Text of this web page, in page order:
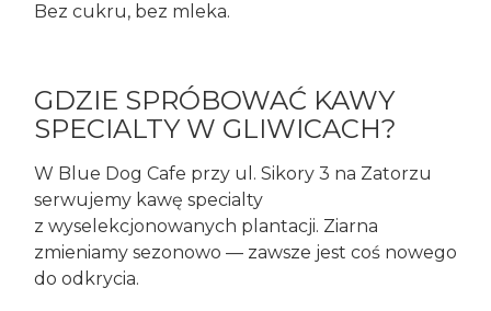
Bez cukru, bez mleka.
GDZIE SPRÓBOWAĆ KAWY
SPECIALTY W GLIWICACH?
W Blue Dog Cafe przy ul. Sikory 3 na Zatorzu
serwujemy kawę specialty
z wyselekcjonowanych plantacji. Ziarna
zmieniamy sezonowo — zawsze jest coś nowego
do odkrycia.